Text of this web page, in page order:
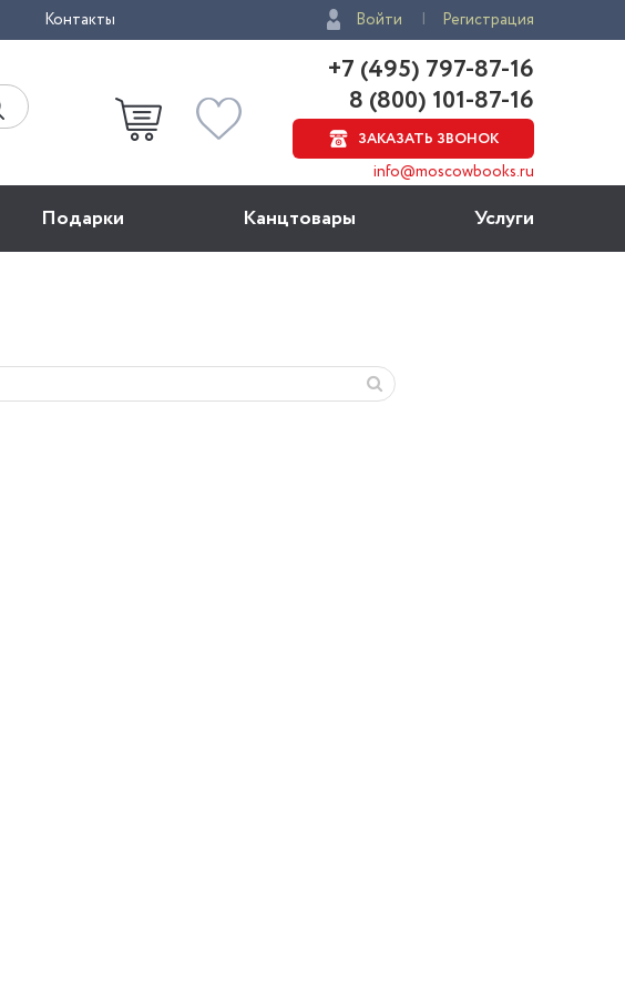
Контакты Войти Регистрация
+7 (495) 797-87-16
8 (800) 101-87-16
ЗАКАЗАТЬ ЗВОНОК
info@moscowbooks.ru
Подарки Канцтовары Услуги